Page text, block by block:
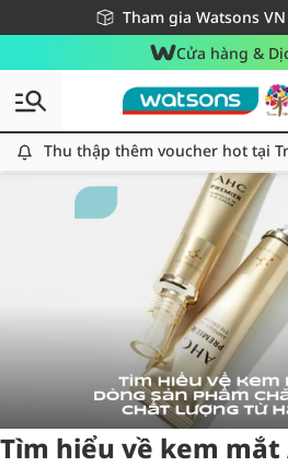
Tham gia Watsons
Miễn phí giao hàng cho
Giao hàng nhanh 24h - Áp
Cửa hàng &
Thu thập thêm voucher hot tại
Tag:AHC1
Tìm hiểu về kem mắt